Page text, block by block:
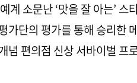
계 소문난 ‘맛을 잘 아는’ 스
가단의 평가를 통해 승리한
념 편의점 신상 서바이벌 프